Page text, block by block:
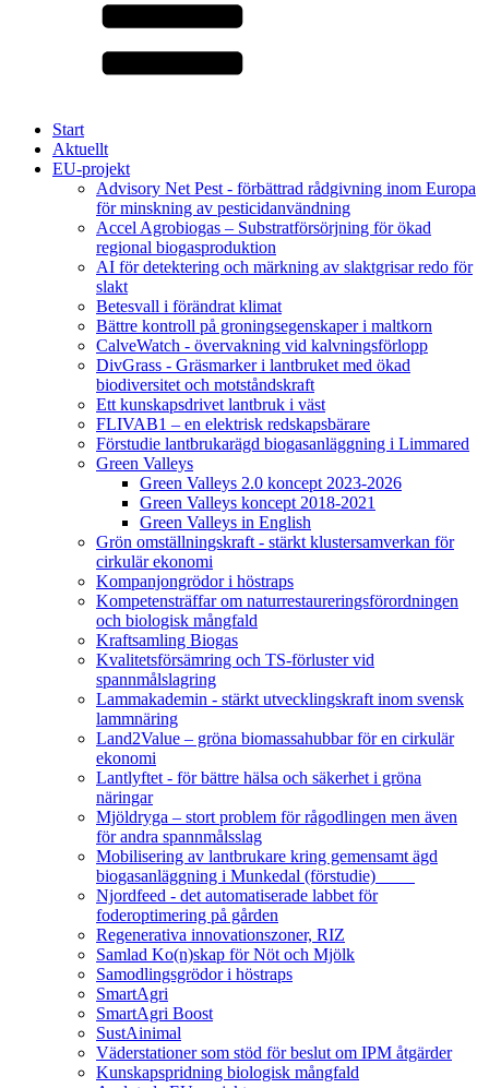
Start
Aktuellt
EU-projekt
Advisory Net Pest - förbättrad rådgivning inom Europa
för minskning av pesticidanvändning
Accel Agrobiogas – Substratförsörjning för ökad
regional biogasproduktion
AI för detektering och märkning av slaktgrisar redo för
slakt
Betesvall i förändrat klimat
Bättre kontroll på groningsegenskaper i maltkorn
CalveWatch - övervakning vid kalvningsförlopp
DivGrass - Gräsmarker i lantbruket med ökad
biodiversitet och motståndskraft
Ett kunskapsdrivet lantbruk i väst
FLIVAB1 – en elektrisk redskapsbärare
Förstudie lantbrukarägd biogasanläggning i Limmared
Green Valleys
Green Valleys 2.0 koncept 2023-2026
Green Valleys koncept 2018-2021
Green Valleys in English
Grön omställningskraft - stärkt klustersamverkan för
cirkulär ekonomi
Kompanjongrödor i höstraps
Kompetensträffar om naturrestaureringsförordningen
och biologisk mångfald
Kraftsamling Biogas
Kvalitetsförsämring och TS-förluster vid
spannmålslagring
Lammakademin - stärkt utvecklingskraft inom svensk
lammnäring
Land2Value – gröna biomassahubbar för en cirkulär
ekonomi
Lantlyftet - för bättre hälsa och säkerhet i gröna
näringar
Mjöldryga – stort problem för rågodlingen men även
för andra spannmålsslag
Mobilisering av lantbrukare kring gemensamt ägd
biogasanläggning i Munkedal (förstudie)
Njordfeed - det automatiserade labbet för
foderoptimering på gården
Regenerativa innovationszoner, RIZ
Samlad Ko(n)skap för Nöt och Mjölk
Samodlingsgrödor i höstraps
SmartAgri
SmartAgri Boost
SustAinimal
Väderstationer som stöd för beslut om IPM åtgärder
Kunskapspridning biologisk mångfald